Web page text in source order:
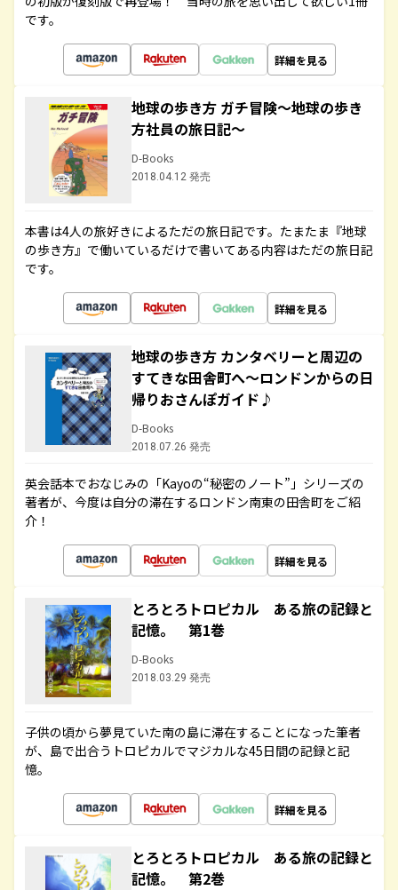
です。
詳細を見る
地球の歩き方 ガチ冒険～地球の歩き
方社員の旅日記～
D-Books
2018.04.12 発売
本書は4人の旅好きによるただの旅日記です。たまたま『地球
の歩き方』で働いているだけで書いてある内容はただの旅日記
です。
詳細を見る
地球の歩き方 カンタベリーと周辺の
すてきな田舎町へ～ロンドンからの日
帰りおさんぽガイド♪
D-Books
2018.07.26 発売
英会話本でおなじみの「Kayoの“秘密のノート”」シリーズの
著者が、今度は自分の滞在するロンドン南東の田舎町をご紹
介！
詳細を見る
とろとろトロピカル ある旅の記録と
記憶。 第1巻
D-Books
2018.03.29 発売
子供の頃から夢見ていた南の島に滞在することになった筆者
が、島で出合うトロピカルでマジカルな45日間の記録と記
憶。
詳細を見る
とろとろトロピカル ある旅の記録と
記憶。 第2巻